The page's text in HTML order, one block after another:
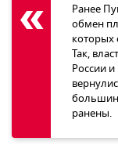
Ранее
обмен
которых
Так,
России
ранены.